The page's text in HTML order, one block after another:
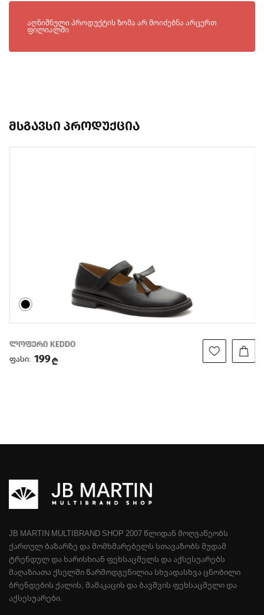
ხელმისაწვდომია შემდეგ ფილიალებში:
აღნიშნული პროდუქტის ზომა არ მოიძებნა არცერთ
ფილიალში
მსგავსი პროდუქცია
ლოფერი KEDDO
ფასი: 199₾
JB MARTIN MULTIBRAND SHOP 2007 ᲬᲚᲘᲓᲐᲜ ᲛᲝᲦᲕᲐᲬᲔᲝᲑᲡ
ᲥᲐᲠᲗᲣᲚ ᲑᲐᲖᲐᲠᲖᲔ ᲓᲐ ᲛᲝᲛᲮᲛᲐᲠᲔᲑᲔᲚᲡ ᲡᲗᲐᲕᲐᲖᲝᲑᲡ ᲛᲣᲓᲐᲛ
ᲢᲠᲔᲜᲓᲣᲚ ᲓᲐ ᲮᲐᲠᲘᲡᲮᲘᲐᲜ ᲤᲔᲮᲡᲐᲪᲛᲔᲚᲡ ᲓᲐ ᲐᲥᲡᲔᲡᲣᲐᲠᲔᲑᲡ
ᲛᲐᲦᲐᲖᲘᲐᲗᲐ ᲥᲡᲔᲚᲨᲘ ᲬᲐᲠᲛᲝᲓᲒᲔᲜᲘᲚᲘᲐ ᲡᲮᲕᲐᲓᲐᲡᲮᲕᲐ ᲪᲜᲝᲑᲘᲚᲘ
ᲑᲠᲔᲜᲓᲔᲑᲘᲡ ᲥᲐᲚᲘᲡ, ᲛᲐᲛᲐᲙᲐᲪᲘᲡ ᲓᲐ ᲑᲐᲕᲨᲕᲘᲡ ᲤᲔᲮᲡᲐᲪᲛᲔᲚᲘ ᲓᲐ
ᲐᲥᲡᲔᲡᲣᲐᲠᲔᲑᲘ.